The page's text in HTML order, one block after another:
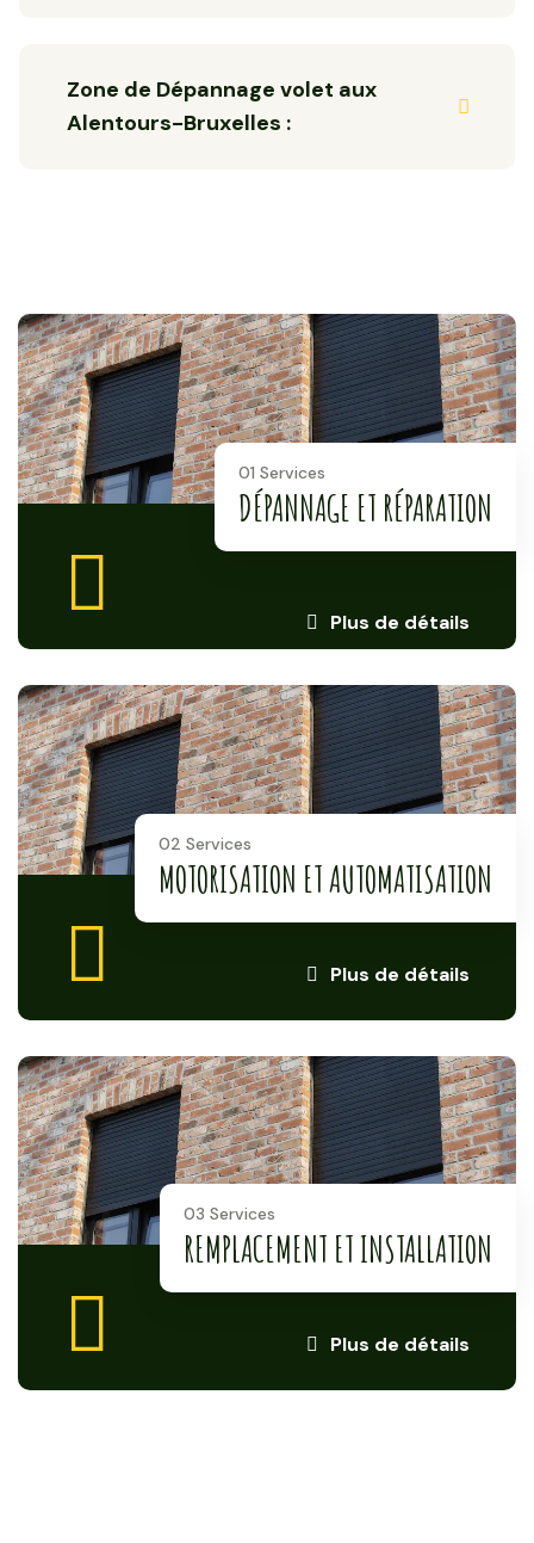
Zone de Dépannage volet aux
Alentours-Bruxelles :
Plus de détails
01 Services
DÉPANNAGE ET RÉPARATION
Plus de détails
02 Services
MOTORISATION ET AUTOMATISATION
Plus de détails
03 Services
REMPLACEMENT ET INSTALLATION